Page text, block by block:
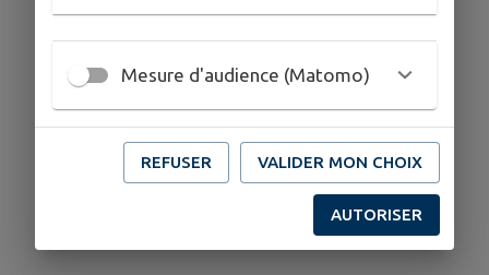
Mesure d'audience (Matomo)
REFUSER VALIDER MON CHOIX
AUTORISER